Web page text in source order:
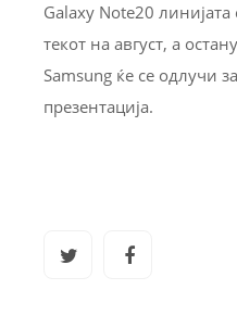
Galaxy Note20
текот на август, а
Samsung ќе се одлучи
презентација.